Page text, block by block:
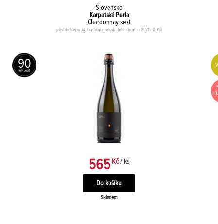
Slovensko
Karpatská Perla
Chardonnay sekt
pěstitelský sekt, tradiční metoda bílé - brut - r2021 - 0,75l
90
565 Kč / ks
Skladem